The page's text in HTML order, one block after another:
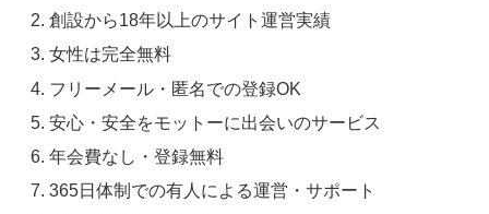
創設から18年以上のサイト運営実績
女性は完全無料
フリーメール・匿名での登録OK
安心・安全をモットーに出会いのサービス
年会費なし・登録無料
365日体制での有人による運営・サポート